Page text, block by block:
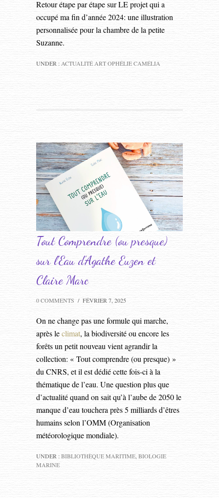
Retour étape par étape sur LE projet qui a
occupé ma fin d’année 2024: une illustration
personnalisée pour la chambre de la petite
Suzanne.
UNDER : ACTUALITÉ ART OPHÉLIE CAMÉLIA
Tout Comprendre (ou presque)
sur l’Eau d’Agathe Euzen et
Claire Marc
0 COMMENTS / FÉVRIER 7, 2025
On ne change pas une formule qui marche,
après leclimat, la biodiversité ou encore les
forêts un petit nouveau vient agrandir la
collection: « Tout comprendre (ou presque) »
du CNRS, et il est dédié cette fois-ci à la
thématique de l’eau. Une question plus que
d’actualité quand on sait qu’à l’aube de 2050 le
manque d’eau touchera près 5 milliards d’êtres
humains selon l’OMM (Organisation
météorologique mondiale).
UNDER :BIBLIOTHÈQUE MARITIME BIOLOGIE
MARINE